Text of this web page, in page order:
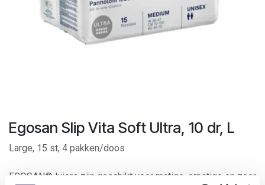
Egosan Slip Vita Soft Ultra, 10 dr, L
Large, 15 st, 4 pakken/doos
EGOSAN® luiers zijn geschikt voor matige, ernstige en zeer